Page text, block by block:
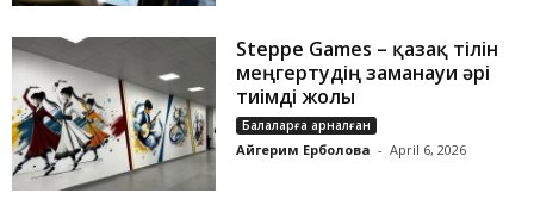
Steppe Games – қазақ тілін
меңгертудің заманауи әрі
тиімді жолы
Балаларға арналған
Айгерим Ерболова - April 6, 2026